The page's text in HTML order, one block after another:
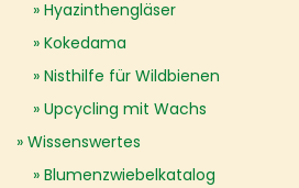
Hyazinthengläser
Kokedama
Nisthilfe für Wildbienen
Upcycling mit Wachs
Wissenswertes
Blumenzwiebelkatalog